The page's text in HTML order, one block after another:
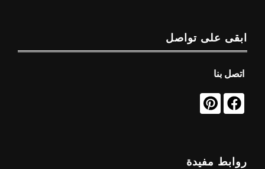
ابقى على تواصل
اتصل بنا
روابط مفيدة